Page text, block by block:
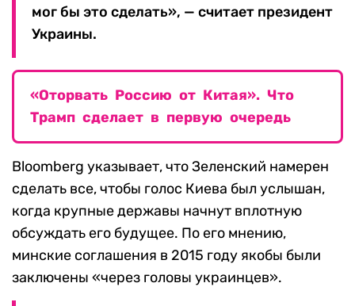
мог бы это сделать», — считает президент
Украины.
«Оторвать Россию от Китая». Что
Трамп сделает в первую очередь
Bloomberg указывает, что Зеленский намерен
сделать все, чтобы голос Киева был услышан,
когда крупные державы начнут вплотную
обсуждать его будущее. По его мнению,
минские соглашения в 2015 году якобы были
заключены «через головы украинцев».